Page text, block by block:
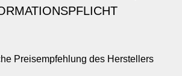
Preisempfehlung des Herstellers